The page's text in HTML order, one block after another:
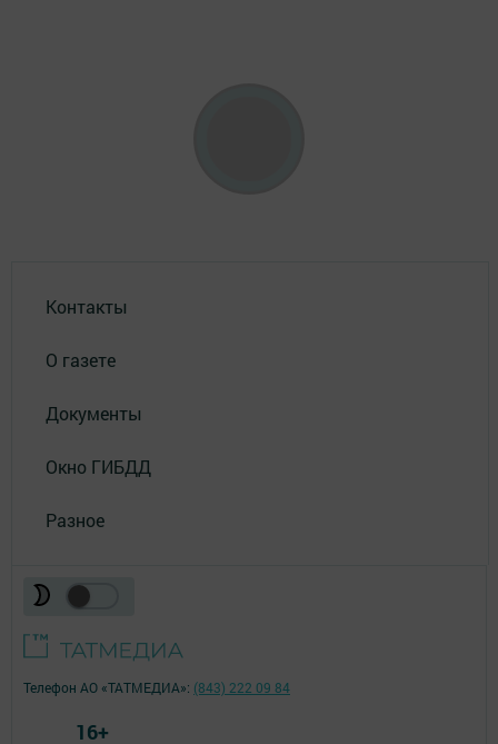
Контакты
О газете
Документы
Окно ГИБДД
Разное
Телефон АО «ТАТМЕДИА»: (843) 222 09 84
16+